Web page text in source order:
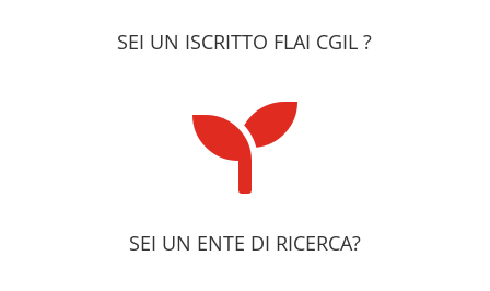
SEI UN ISCRITTO FLAI CGIL ?

SEI UN ENTE DI RICERCA?